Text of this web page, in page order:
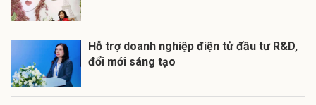
Hỗ trợ doanh nghiệp điện tử đầu tư R&D,
đổi mới sáng tạo